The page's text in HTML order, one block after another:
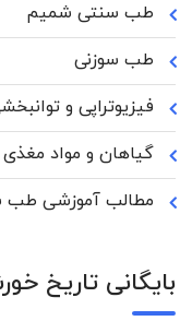
طب سنتی شمیم
طب سوزنی
فیزیوتراپی و
گیاهان و مواد
مطالب آموزشی طب
بایگانی تاریخ